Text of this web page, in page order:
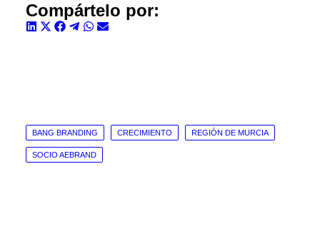
Compártelo por:
Compartir
Compartir
Compartir
Compartir
Compartir
BANG BRANDING CRECIMIENTO REGIÓN DE MURCIA
SOCIO AEBRAND